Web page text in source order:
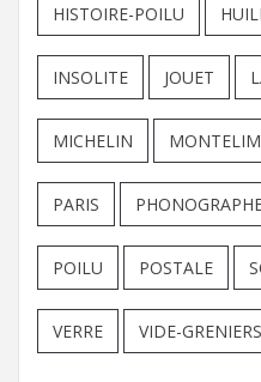
HISTOIRE-POILU
INSOLITE JOUET
MICHELIN
PARIS
POILU POSTALE
VERRE VIDE-GRENIERS